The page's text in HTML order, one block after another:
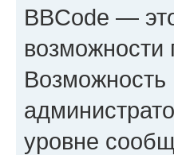
BBCode —
Возможность
уровне